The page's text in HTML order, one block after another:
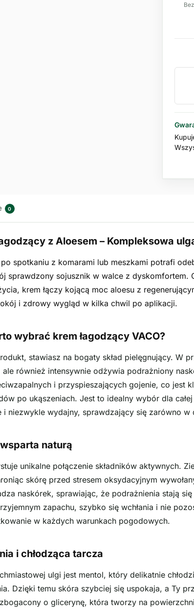
0
z Aloesem – Kompleksowa
spotkaniu z komarami lub meszkami potrafi
sprawdzony sojusznik w walce z
krem łączy kojącą moc aloesu z
i zdrowy wygląd w kilka chwil po aplikacji.
wybrać krem łagodzący VACO?
stawiasz na bogaty skład pielęgnujący. W
ale również intensywnie odżywia podrażniony
i przyspieszających gojenie, co jest
po ukąszeniach. Jest to idealny wybór dla
i niezwykle wydajny, sprawdzający się zarówno
naturą
unikalne połączenie składników aktywnych.
skórę przed stresem oksydacyjnym
naskórek, sprawiając, że podrażnienia stają
zapachu, szybko się wchłania i nie
w każdych warunkach pogodowych.
i chłodząca tarcza
ulgi jest mentol, który delikatnie
Dzięki temu skóra szybciej się uspokaja, a Ty
o glicerynę, która tworzy na